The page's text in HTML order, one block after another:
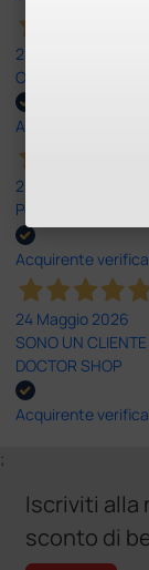
25 Maggio 2026
OTTIMO SITO E
Acquirente
25 Maggio 2026
Positiva
Acquirente
24 Maggio 2026
SONO UN
DOCTOR SHOP
Acquirente
;
Iscriviti alla
sconto di